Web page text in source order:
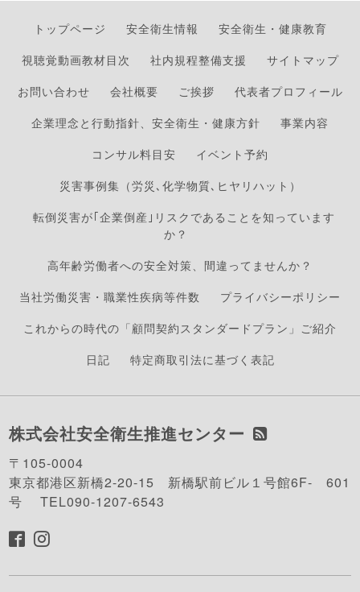
トップページ 安全衛生情報
安全衛生・健康教育
視聴覚動画教材目次
社内規程整備支援
サイトマップ
お問い合わせ
会社概要 ご挨拶
代表者プロフィール
企業理念と行動指針、安全衛生・健康方針
事業内容
コンサル料目安
イベント予約
災害事例集（労災､化学物質､ヒヤリハット）
転倒災害が｢企業倒産｣リスクであることを知っています
か？
高年齢労働者への安全対策、間違ってませんか？
当社労働災害・職業性疾病等件数
プライバシーポリシー
これからの時代の「顧問契約スタンダードプラン」ご紹介
日記
特定商取引法に基づく表記
株式会社安全衛生推進センター
〒105-0004
東京都港区新橋2-20-15 新橋駅前ビル１号館6F- 601
号 TEL090-1207-6543